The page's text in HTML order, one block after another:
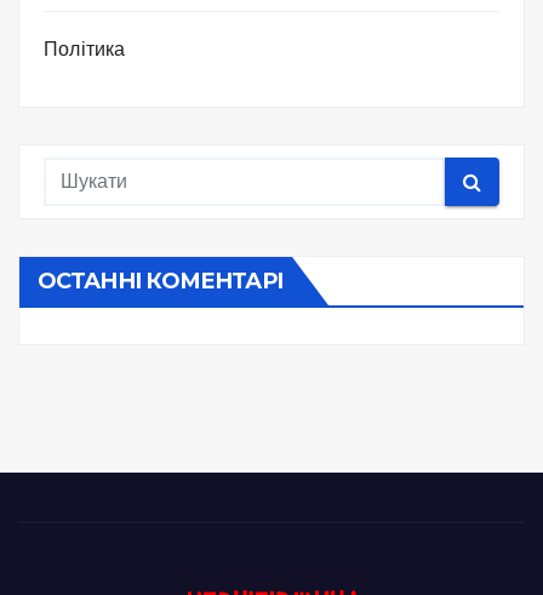
Політика
ОСТАННІ КОМЕНТАРІ